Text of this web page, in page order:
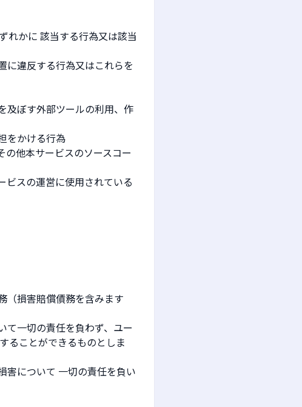
れかに 該当する行為又は該当
に違反する行為又はこれらを
及ぼす外部ツールの利用、作
をかける行為
の他本サービスのソースコー
ビスの運営に使用されている
（損害賠償債務を含みます
て一切の責任を負わず、ユー
ることができるものとしま
害について 一切の責任を負い